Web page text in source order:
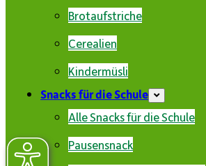
Brotaufstriche
Cerealien
Kindermüsli
Snacks für die Schule
Alle Snacks für die Schule
Pausensnack